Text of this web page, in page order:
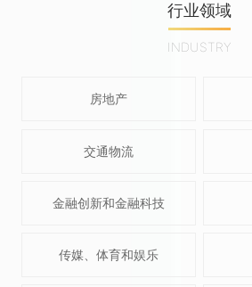
行业领域
INDUSTRY
房地产
交通物流
金融创新和金融科技
传媒、体育和娱乐